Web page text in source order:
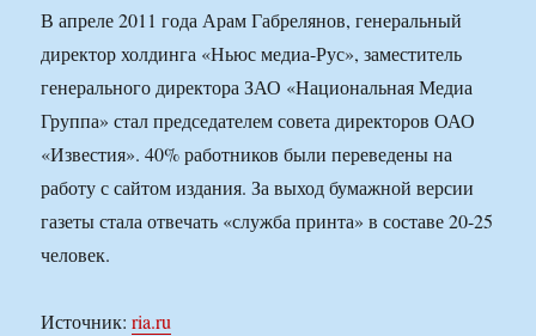
В апреле 2011 года Арам Габрелянов, генеральный
директор холдинга «Ньюс медиа-Рус», заместитель
генерального директора ЗАО «Национальная Медиа
Группа» стал председателем совета директоров ОАО
«Известия». 40% работников были переведены на
работу с сайтом издания. За выход бумажной версии
газеты стала отвечать «служба принта» в составе 20-25
человек.
Источник:ria.ru